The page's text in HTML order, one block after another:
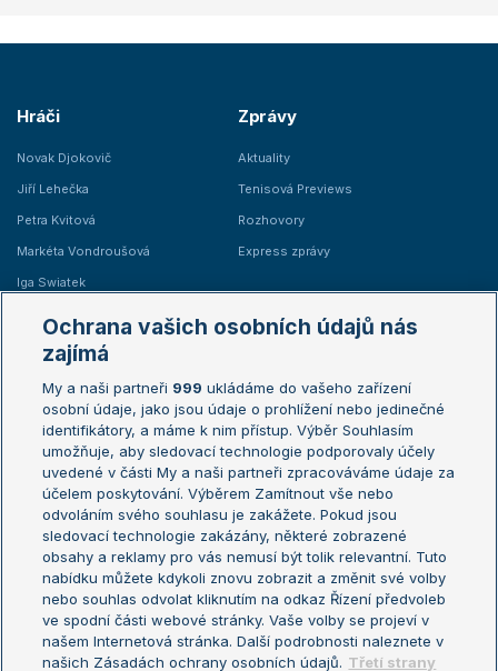
Hráči
Novak Djokovič
Jiří Lehečka
Petra Kvitová
Markéta Vondroušová
Iga Swiatek
Zprávy
Aktuality
Tenisová Previews
Rozhovory
Express zprávy
Žebříčky
Žebříček ATP (muži)
Žebříček WTA (ženy)
Sázkařský žebříček
Australian Open
French Open
Wimbledon
US Open
Turnaj mistrů
Turnaj mistryň
Aktualní trendy
Fotbalové přestupy
Livesport Daily
Ochrana vašich osobních údajů nás
zajímá
My a naši partneři 999 ukládáme do vašeho zařízení
osobní údaje, jako jsou údaje o prohlížení nebo jedinečné
identifikátory, a máme k nim přístup. Výběr Souhlasím
umožňuje, aby sledovací technologie podporovaly účely
uvedené v části My a naši partneři zpracováváme údaje za
účelem poskytování. Výběrem Zamítnout vše nebo
odvoláním svého souhlasu je zakážete. Pokud jsou
sledovací technologie zakázány, některé zobrazené
obsahy a reklamy pro vás nemusí být tolik relevantní. Tuto
nabídku můžete kdykoli znovu zobrazit a změnit své volby
nebo souhlas odvolat kliknutím na odkaz Řízení předvoleb
ve spodní části webové stránky. Vaše volby se projeví v
našem Internetová stránka. Další podrobnosti naleznete v
našich Zásadách ochrany osobních údajů. Třetí strany